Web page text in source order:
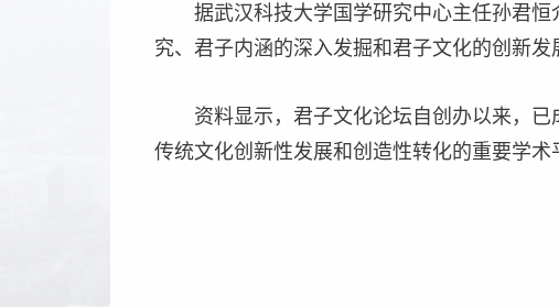
据武汉科技大学国学研究中心主任孙君
究、君子内涵的深入发掘和君子文化的创新发
资料显示，君子文化论坛自创办以来，
传统文化创新性发展和创造性转化的重要学